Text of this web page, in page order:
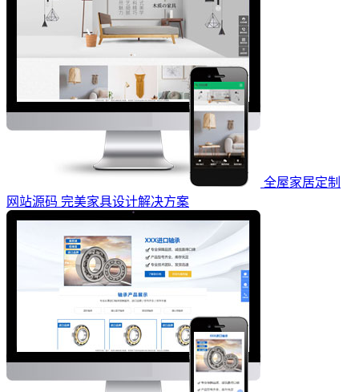
全屋家居定制
网站源码 完美家具设计解决方案